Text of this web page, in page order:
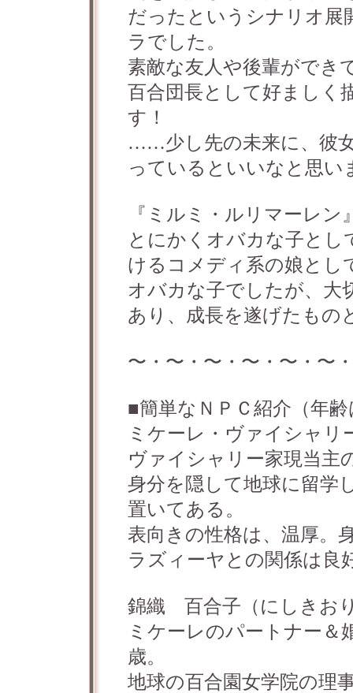
だったというシナリオ展
ラでした。
素敵な友人や後輩ができ
百合団長として好ましく
す！
……少し先の未来に、彼
っているといいなと思い
『ミルミ・ルリマーレン
とにかくオバカな子とし
けるコメディ系の娘とし
オバカな子でしたが、
あり、成長を遂げたもの
〜・〜・〜・〜・〜・〜
■簡単なＮＰＣ紹介（年
ミケーレ・ヴァイシャリ
ヴァイシャリー家現当主
身分を隠して地球に留学
置いてある。
表向きの性格は、温厚。
ラズィーヤとの関係は良
錦織 百合子（にしきお
ミケーレのパートナー＆
歳。
地球の百合園女学院の理